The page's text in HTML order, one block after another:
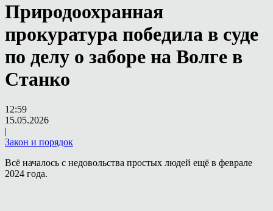
Природоохранная
прокуратура победила в суде
по делу о заборе на Волге в
Станко
12:59
15.05.2026
|
Закон и порядок
Всё началось с недовольства простых людей ещё в феврале
2024 года.